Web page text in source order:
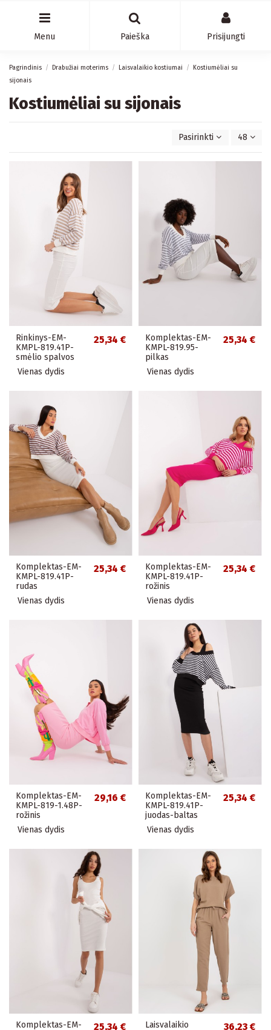
Menu Paieška Prisijungti
Pagrindinis Drabužiai moterims Laisvalaikio kostiumai
Kostiumėliai su
sijonais
Kostiumėliai su sijonais
Pasirinkti 48
Rinkinys-EM-
KMPL-819.41P-
smėlio spalvos
25,34 €
Vienas dydis
Komplektas-EM-
KMPL-819.95-
pilkas
25,34 €
Vienas dydis
Komplektas-EM-
KMPL-819.41P-
rudas
25,34 €
Vienas dydis
Komplektas-EM-
KMPL-819.41P-
rožinis
25,34 €
Vienas dydis
Komplektas-EM-
KMPL-819-1.48P-
rožinis
29,16 €
Vienas dydis
Komplektas-EM-
KMPL-819.41P-
juodas-baltas
25,34 €
Vienas dydis
Komplektas-EM-
25,34 €
Laisvalaikio
36,23 €